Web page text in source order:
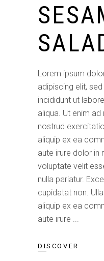
Lorem ipsum
adipiscing elit,
incididunt ut
aliqua. Ut enim ad
nostrud
aliquip ex ea
aute irure dolor in
voluptate velit
nulla pariatur.
cupidatat non.
aliquip ex ea
aute irure
DISCOVER